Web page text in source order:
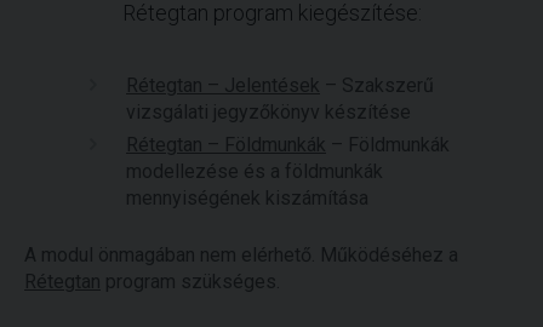
Rétegtan program kiegészítése:
Rétegtan – Jelentések – Szakszerű
vizsgálati jegyzőkönyv készítése
Rétegtan – Földmunkák – Földmunkák
modellezése és a földmunkák
mennyiségének kiszámítása
A modul önmagában nem elérhető. Működéséhez a
Rétegtan program szükséges.